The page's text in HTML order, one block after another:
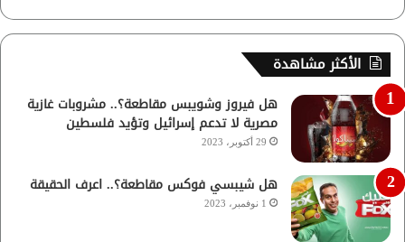
الأكثر مشاهدة
هل فيروز وشويبس مقاطعة؟.. مشروبات غازية
مصرية لا تدعم إسرائيل وتؤيد فلسطين
29 أكتوبر، 2023
هل شيبسي فوكس مقاطعة؟.. اعرف الحقيقة
1 نوفمبر، 2023